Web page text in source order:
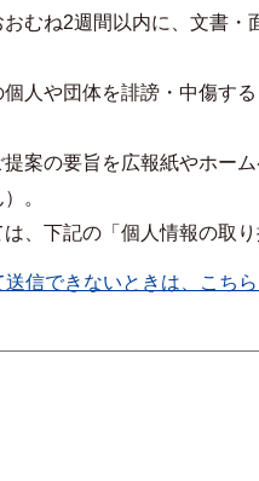
むね2週間以内に、文書
人や団体を誹謗・中傷す
案の要旨を広報紙やホー
。
、下記の「個人情報の取
信できないときは、こち